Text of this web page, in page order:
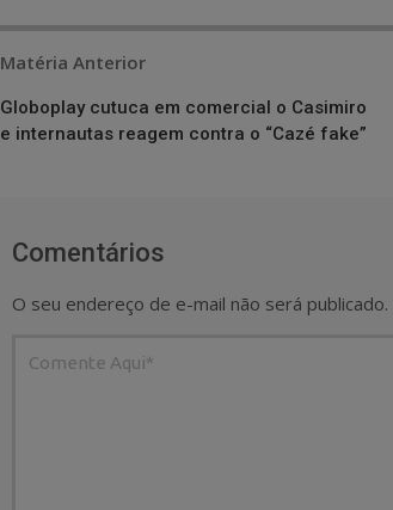
Matéria Anterior
Globoplay cutuca em comercial o Casimiro
e internautas reagem contra o “Cazé fake”
Comentários
O seu endereço de e-mail não será publicado.